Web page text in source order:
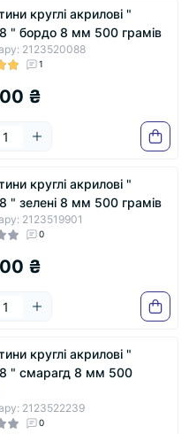
круглі акрилові "
" бордо 8 мм 500 грамів
2123520088
1
₴
круглі акрилові "
" зелені 8 мм 500 грамів
2123519901
0
₴
круглі акрилові "
" смарагд 8 мм 500
2123522239
0